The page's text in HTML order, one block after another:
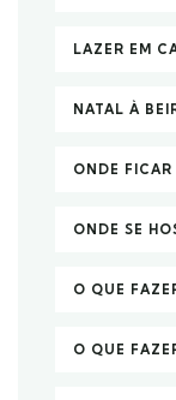
LAZER EM
NATAL À
ONDE
ONDE SE
O QUE
O QUE